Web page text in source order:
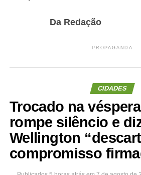
Da Redação
PROPAGANDA
CIDADES
Trocado na
rompe silêncio e
Wellington
compromisso